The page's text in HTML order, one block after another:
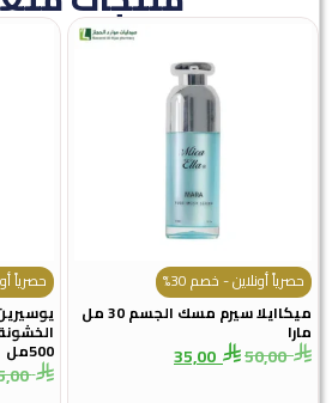
أونلاين - خصم 30%
ميكاايلا سيرم مسك الجسم 30 مل
50,00
35,00
حصرياً أونلاين
يوسيرين
الخشونة غني
125,00